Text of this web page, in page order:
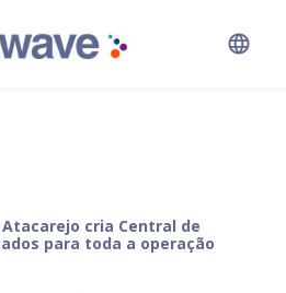
Atacarejo cria Central de
para toda a operação